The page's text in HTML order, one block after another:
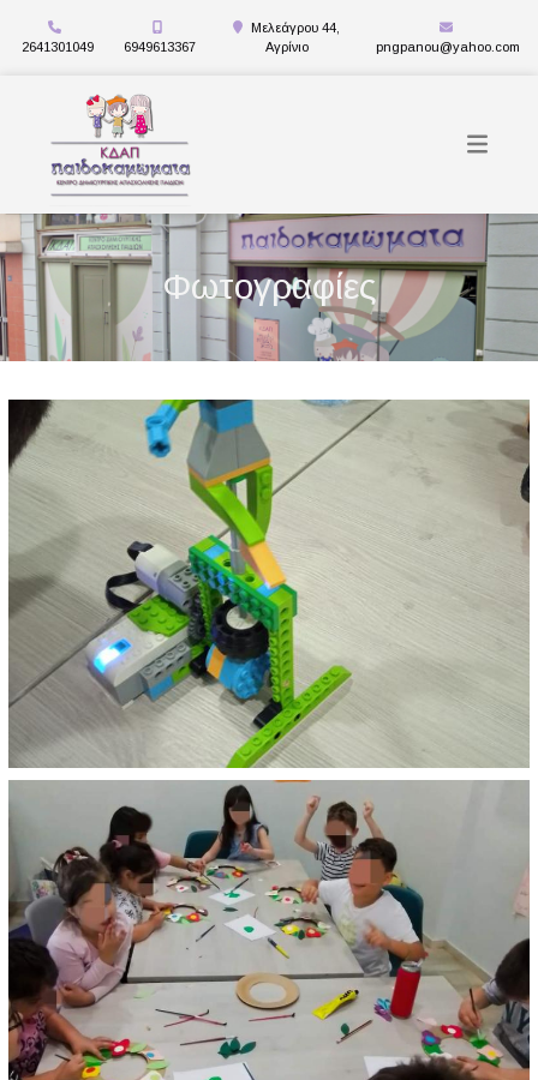
2641301049 6949613367
Μελεάγρου 44,
Αγρίνιο
pngpanou@yahoo.com
Φωτογραφίες